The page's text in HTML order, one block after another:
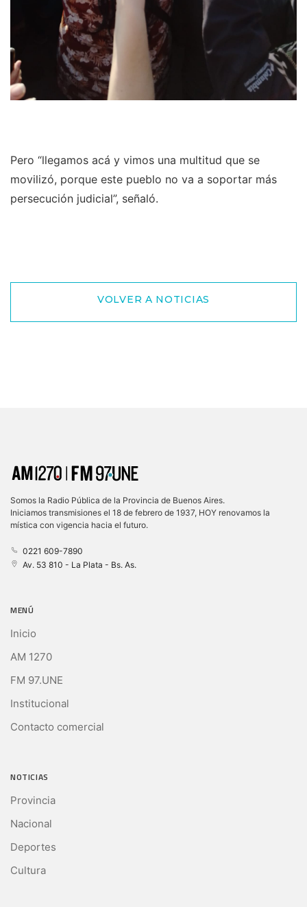
Pero “llegamos acá y vimos una multitud que se
movilizó, porque este pueblo no va a soportar más
persecución judicial”, señaló.
VOLVER A NOTICIAS
Somos la Radio Pública de la Provincia de Buenos Aires.
Iniciamos transmisiones el 18 de febrero de 1937, HOY renovamos la
mística con vigencia hacia el futuro.
0221 609-7890
Av. 53 810 - La Plata - Bs. As.
MENÚ
Inicio
AM 1270
FM 97.UNE
Institucional
Contacto comercial
NOTICIAS
Provincia
Nacional
Deportes
Cultura